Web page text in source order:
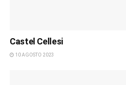
Castel Cellesi
10 AGOSTO 2023